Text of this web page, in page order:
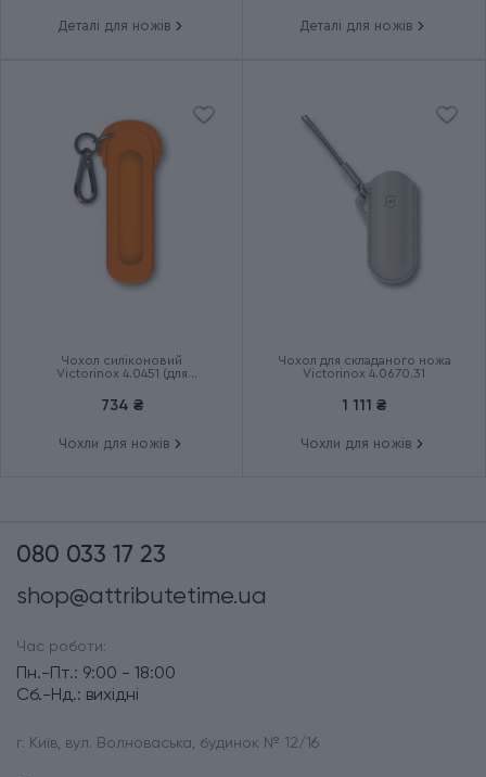
Термін гарантії Довічна
Деталі для ножів Деталі для ножів
Чохол силіконовий
Victorinox 4.0451 (для
мм)
734 ₴
Чохли для ножів
Чохол для складаного ножа
Victorinox 4.0670.31
1 111 ₴
Чохли для ножів
080 033 17 23
shop@attributetime.ua
Час роботи:
Пн.-Пт.: 9:00 - 18:00
Сб.-Нд.: вихідні
г. Київ, вул. Волноваська, будинок № 12/16